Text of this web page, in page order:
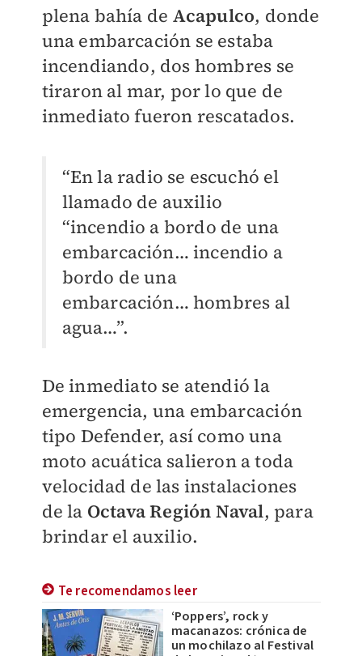
plena bahía de Acapulco, donde
una embarcación se estaba
incendiando, dos hombres se
tiraron al mar, por lo que de
inmediato fueron rescatados.
“En la radio se escuchó el
llamado de auxilio
“incendio a bordo de una
embarcación… incendio a
bordo de una
embarcación… hombres al
agua…”.
De inmediato se atendió la
emergencia, una embarcación
tipo Defender, así como una
moto acuática salieron a toda
velocidad de las instalaciones
de la Octava Región Naval, para
brindar el auxilio.
Te recomendamos leer
‘Poppers’, rock y
macanazos: crónica de
un mochilazo al Festival